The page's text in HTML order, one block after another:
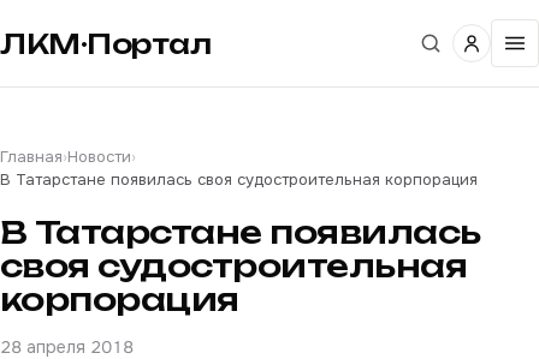
ЛКМ·Портал
Главная›Новости›
В Татарстане появилась своя судостроительная корпорация
В Татарстане появилась
своя судостроительная
корпорация
28 апреля 2018